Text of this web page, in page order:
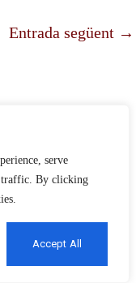
serve
traffic. By clicking
Accept All
Entrada següent →